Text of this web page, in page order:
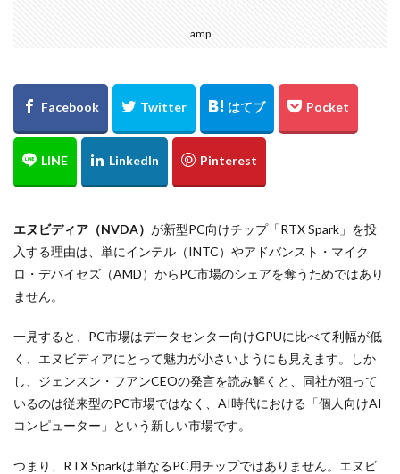
amp
エヌビディア（NVDA） が新型PC向けチップ「RTX Spark」を投
入する理由は、単にインテル（INTC）やアドバンスト・マイク
ロ・デバイセズ（AMD）からPC市場のシェアを奪うためではあり
ません。
一見すると、PC市場はデータセンター向けGPUに比べて利幅が低
く、エヌビディアにとって魅力が小さいようにも見えます。しか
し、ジェンスン・フアンCEOの発言を読み解くと、同社が狙って
いるのは従来型のPC市場ではなく、AI時代における「個人向けAI
コンピューター」という新しい市場です。
つまり、RTX Sparkは単なるPC用チップではありません。エヌビ